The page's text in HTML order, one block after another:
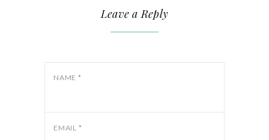
Leave a Reply
NAME *
EMAIL *